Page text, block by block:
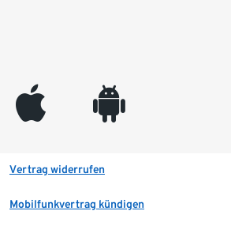
appleinc android
Vertrag widerrufen
Mobilfunkvertrag kündigen